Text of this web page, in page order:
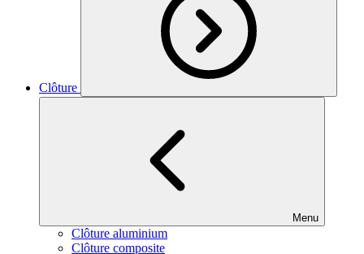
Clôture
Menu
Clôture aluminium
Clôture composite